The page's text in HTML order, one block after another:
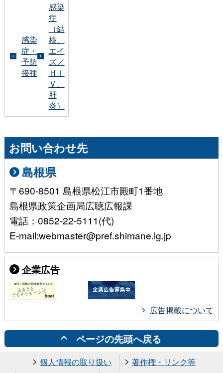
感染
症・
予防
接種
感染
症
（結
核、
エイ
ズ／
ＨＩ
Ｖ、
肝
炎）
お問い合わせ先
島根県
〒690-8501 島根県松江市殿町1番地
島根県政策企画局広聴広報課
電話：0852-22-5111(代)
E-mail:webmaster@pref.shimane.lg.jp
企業広告
広告掲載について
ページの先頭へ戻る
個人情報の取り扱い
著作権・リンク等